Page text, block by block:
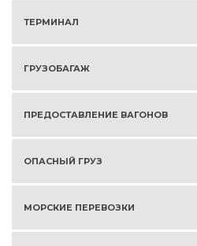
ТЕРМИНАЛ
ГРУЗОБАГАЖ
ПРЕДОСТАВЛЕНИЕ ВАГОНОВ
ОПАСНЫЙ ГРУЗ
МОРСКИЕ ПЕРЕВОЗКИ